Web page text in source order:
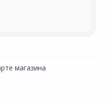
магазина